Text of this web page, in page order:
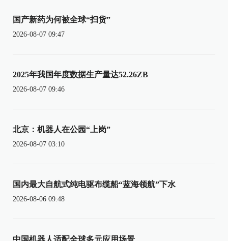
国产新药为何被全球“扫货”
2026-08-07 09:47
2025年我国年度数据生产量达52.26ZB
2026-08-07 09:46
北京：机器人在公园“上岗”
2026-08-07 03:10
国内最大自航式纯电驱布缆船“蓝海领航”下水
2026-08-06 09:48
中国机器人适配全球多元应用场景